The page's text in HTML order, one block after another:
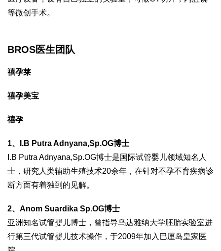
等微创手术。
BROS医生团队
禧孕莱
禧孕美宝
禧孕
1、I.B Putra Adnyana,Sp.OG博士
I.B Putra Adnyana,Sp.OG博士是国际试管婴儿领域知名人
士，研究人类辅助生殖技术20余年，在针对不孕不育疾病诊
断方面有着独到的见解。
2、Anom Suardika Sp.OG博士
亚洲知名试管婴儿博士，曾指导乌达雅纳大学胚胎实验室进
行第三代试管婴儿技术操作，于2009年加入巴厘岛皇家医